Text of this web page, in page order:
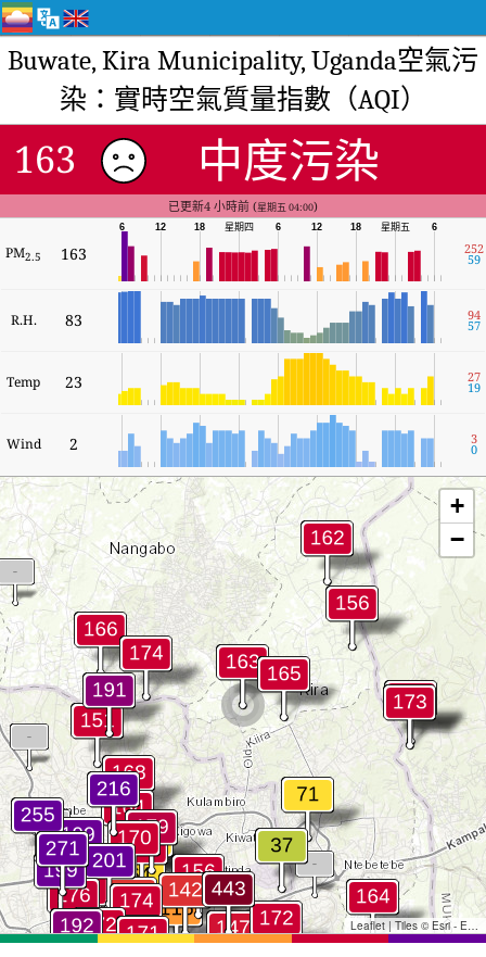
Buwate, Kira Municipality, Uganda空氣污
染：實時空氣質量指數（AQI）
163 中度污染
已更新4 小時前 (星期五 04:00)
PM2.5 163
6
星期五
18
12
6
星期四
18
12
6
252
59
R.H. 83 94
57
Temp 23 27
19
Wind 2 3
0
+
−
Leaflet | Tiles © Esri - Esri, DeLorme, NAVTEQ, TomTom, Intermap, iPC, USGS, FAO, NPS, NRCAN, GeoBase, Kadaster NL, Ordnance Survey, Esri Japan, METI, Esri China (Hong Kong), and the GIS User Community